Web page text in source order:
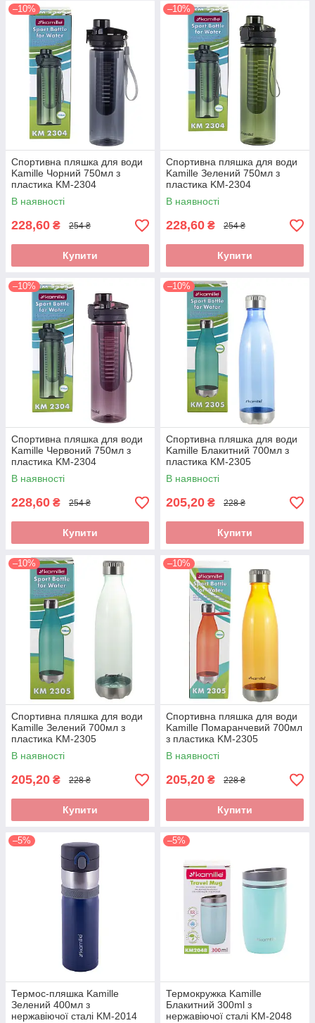
–10%
Спортивна пляшка для води
Kamille Чорний 750мл з
пластика KM-2304
В наявності
228,60 ₴ 254 ₴
Купити
–10%
Спортивна пляшка для води
Kamille Зелений 750мл з
пластика KM-2304
В наявності
228,60 ₴ 254 ₴
Купити
–10%
Спортивна пляшка для води
Kamille Червоний 750мл з
пластика KM-2304
В наявності
228,60 ₴ 254 ₴
Купити
–10%
Спортивна пляшка для води
Kamille Блакитний 700мл з
пластика KM-2305
В наявності
205,20 ₴ 228 ₴
Купити
–10%
Спортивна пляшка для води
Kamille Зелений 700мл з
пластика KM-2305
В наявності
205,20 ₴ 228 ₴
Купити
–10%
Спортивна пляшка для води
Kamille Помаранчевий 700мл
з пластика KM-2305
В наявності
205,20 ₴ 228 ₴
Купити
–5%
Термос-пляшка Kamille
Зелений 400мл з
нержавіючої сталі KM-2014
–5%
Термокружка Kamille
Блакитний 300ml з
нержавіючої сталі KM-2048